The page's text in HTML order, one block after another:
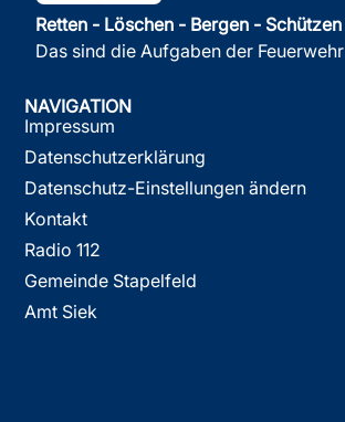
Retten - Löschen - Bergen - Schützen
Das sind die Aufgaben der Feuerwehr
NAVIGATION
Impressum
Datenschutzerklärung
Datenschutz-Einstellungen ändern
Kontakt
Radio 112
Gemeinde Stapelfeld
Amt Siek